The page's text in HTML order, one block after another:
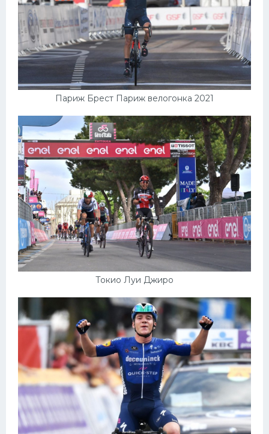
Париж Брест Париж велогонка 2021
Токио Луи Джиро